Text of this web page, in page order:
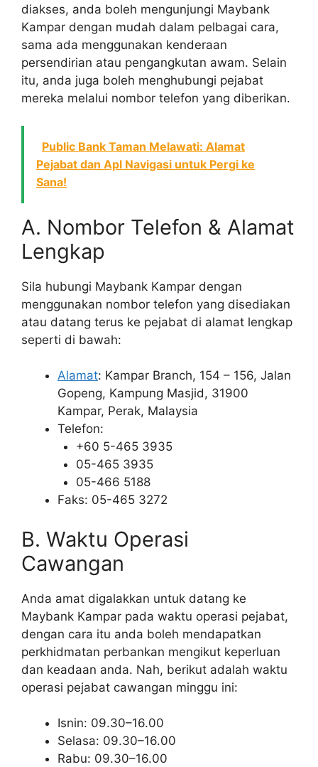
diakses, anda boleh mengunjungi Maybank
Kampar dengan mudah dalam pelbagai cara,
sama ada menggunakan kenderaan
persendirian atau pengangkutan awam. Selain
itu, anda juga boleh menghubungi pejabat
mereka melalui nombor telefon yang diberikan.
Public Bank Taman Melawati: Alamat
Pejabat dan Apl Navigasi untuk Pergi ke
Sana!
A. Nombor Telefon & Alamat
Lengkap
Sila hubungi Maybank Kampar dengan
menggunakan nombor telefon yang disediakan
atau datang terus ke pejabat di alamat lengkap
seperti di bawah:
Alamat: Kampar Branch, 154 – 156, Jalan
Gopeng, Kampung Masjid, 31900
Kampar, Perak, Malaysia
Telefon:
+60 5-465 3935
05-465 3935
05-466 5188
Faks: 05-465 3272
B. Waktu Operasi
Cawangan
Anda amat digalakkan untuk datang ke
Maybank Kampar pada waktu operasi pejabat,
dengan cara itu anda boleh mendapatkan
perkhidmatan perbankan mengikut keperluan
dan keadaan anda. Nah, berikut adalah waktu
operasi pejabat cawangan minggu ini:
Isnin: 09.30–16.00
Selasa: 09.30–16.00
Rabu: 09.30–16.00